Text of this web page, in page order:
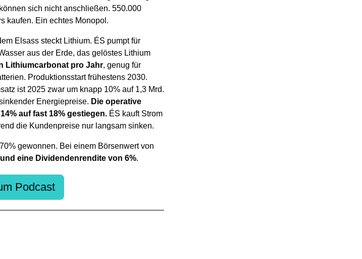
sich nicht anschließen. 550.000
kaufen. Ein echtes Monopol.
Elsass steckt Lithium. ÉS pumpt für
aus der Erde, das gelöstes Lithium
Lithiumcarbonat pro Jahr, genug für
Produktionsstart frühestens 2030.
ist 2025 zwar um knapp 10% auf 1,3 Mrd.
Energiepreise. Die operative
auf fast 18% gestiegen. ÉS kauft Strom
die Kundenpreise nur langsam sinken.
gewonnen. Bei einem Börsenwert von
eine Dividendenrendite von 6%.
Podcast